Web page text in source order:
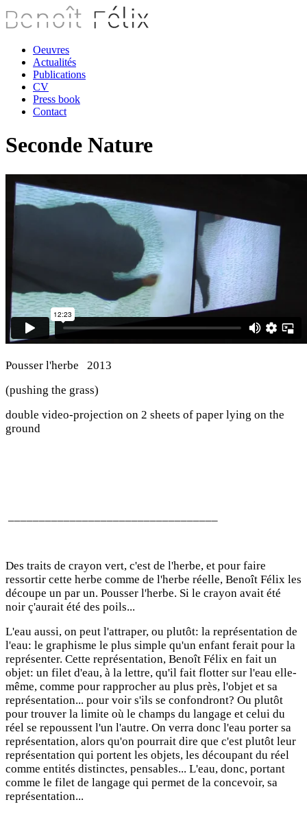
Oeuvres
Actualités
Publications
CV
Press book
Contact
Seconde Nature
Pousser l'herbe 2013
(pushing the grass)
double video-projection on 2 sheets of paper lying on the
ground
Des traits de crayon vert, c'est de l'herbe, et pour faire
ressortir cette herbe comme de l'herbe réelle, Benoît Félix les
découpe un par un. Pousser l'herbe. Si le crayon avait été
noir ç'aurait été des poils...
L'eau aussi, on peut l'attraper, ou plutôt: la représentation de
l'eau: le graphisme le plus simple qu'un enfant ferait pour la
représenter. Cette représentation, Benoît Félix en fait un
objet: un filet d'eau, à la lettre, qu'il fait flotter sur l'eau elle-
même, comme pour rapprocher au plus près, l'objet et sa
représentation... pour voir s'ils se confondront? Ou plutôt
pour trouver la limite où le champs du langage et celui du
réel se repoussent l'un l'autre. On verra donc l'eau porter sa
représentation, alors qu'on pourrait dire que c'est plutôt leur
représentation qui portent les objets, les découpant du réel
comme entités distinctes, pensables... L'eau, donc, portant
comme le filet de langage qui permet de la concevoir, sa
représentation...